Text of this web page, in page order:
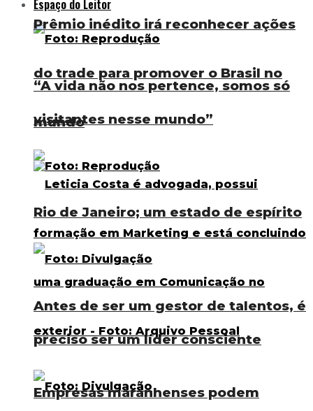
Espaço do Leitor
“A vida não nos pertence, somos só
visitantes nesse mundo”
Rio de Janeiro; um estado de espírito
Antes de ser um gestor de talentos, é
preciso ser um líder consciente
Prêmio inédito irá reconhecer ações
do trade para promover o Brasil no
mundo
Empresas maranhenses podem